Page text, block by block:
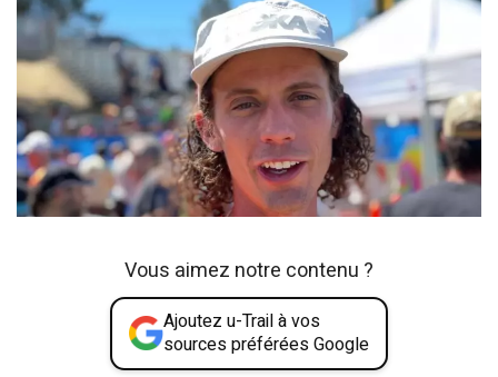
Vous aimez notre contenu ?
Ajoutez u-Trail à vos
sources préférées Google